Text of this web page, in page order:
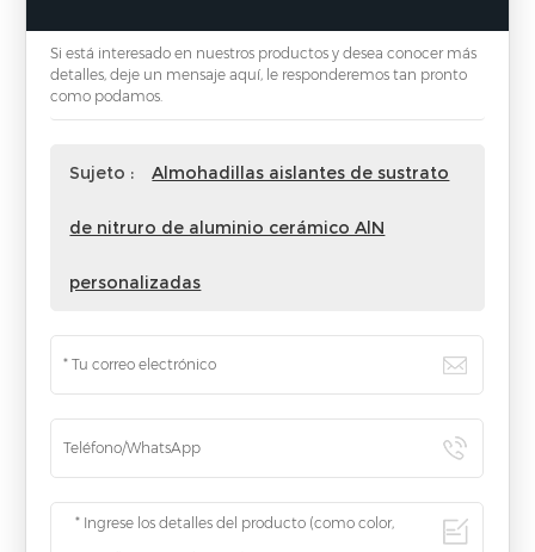
Si está interesado en nuestros productos y desea conocer más
detalles, deje un mensaje aquí, le responderemos tan pronto
como podamos.
Sujeto : Almohadillas aislantes de sustrato
de nitruro de aluminio cerámico AlN
personalizadas